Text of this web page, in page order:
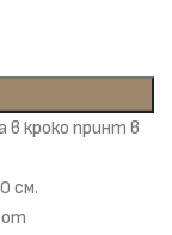
в кроко принт в
см.
от